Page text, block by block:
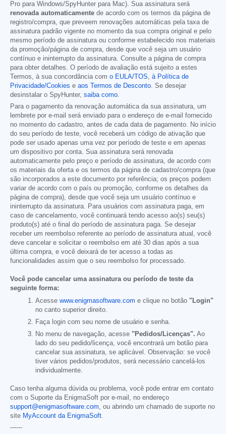
Pro para Windows/SpyHunter para Mac). Sua assinatura será
renovada automaticamente de acordo com os termos da página de
registro/compra, que preveem renovações automáticas pela taxa de
assinatura padrão vigente no momento da sua compra original e pelo
mesmo período de assinatura ou conforme estabelecido nos materiais
da promoção/página de compra, desde que você seja um usuário
contínuo e ininterrupto da assinatura. Consulte a página de compra
para obter detalhes. O período de avaliação está sujeito a estes
Termos, à sua concordância com o EULA/TOS, à Política de
Privacidade/Cookies e aos Termos de Desconto. Se desejar
desinstalar o SpyHunter, saiba como.
Para o pagamento da renovação automática da sua assinatura, um
lembrete por e-mail será enviado para o endereço de e-mail fornecido
no momento do cadastro, antes de cada data de pagamento. No início
do seu período de teste, você receberá um código de ativação que
pode ser usado apenas uma vez por período de teste e em apenas
um dispositivo por conta. Sua assinatura será renovada
automaticamente pelo preço e período de assinatura, de acordo com
os materiais da oferta e os termos da página de cadastro/compra (que
são incorporados a este documento por referência; os preços podem
variar de acordo com o país ou promoção, conforme os detalhes da
página de compra), desde que você seja um usuário contínuo e
ininterrupto da assinatura. Para usuários com assinatura paga, em
caso de cancelamento, você continuará tendo acesso ao(s) seu(s)
produto(s) até o final do período de assinatura paga. Se desejar
receber um reembolso referente ao período de assinatura atual, você
deve cancelar e solicitar o reembolso em até 30 dias após a sua
última compra, e você deixará de ter acesso a todas as
funcionalidades assim que o seu reembolso for processado.
Você pode cancelar uma assinatura ou período de teste da
seguinte forma:
Acesse www.enigmasoftware.com e clique no botão "Login"
no canto superior direito.
Faça login com seu nome de usuário e senha.
No menu de navegação, acesse "Pedidos/Licenças". Ao
lado do seu pedido/licença, você encontrará um botão para
cancelar sua assinatura, se aplicável. Observação: se você
tiver vários pedidos/produtos, será necessário cancelá-los
individualmente.
Caso tenha alguma dúvida ou problema, você pode entrar em contato
com o Suporte da EnigmaSoft por e-mail, no endereço
support@enigmasoftware.com, ou abrindo um chamado de suporte no
site MyAccount da EnigmaSoft.
------